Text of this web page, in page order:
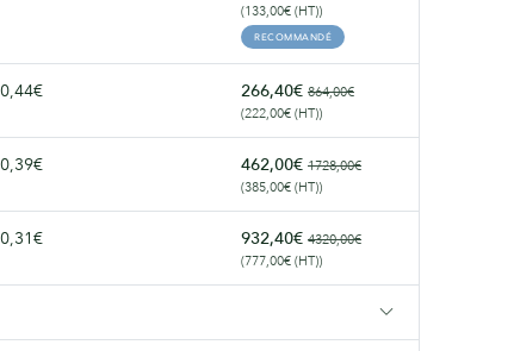
(133,00€ (HT))
RECOMMANDÉ
0,44€ 266,40€ 864,00€
(222,00€ (HT))
0,39€ 462,00€ 1728,00€
(385,00€ (HT))
0,31€ 932,40€ 4320,00€
(777,00€ (HT))